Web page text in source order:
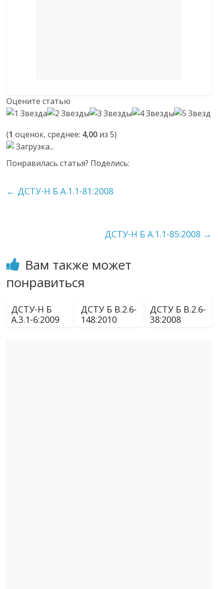
Оцените статью
(1 оценок, среднее: 4,00 из 5)
Загрузка...
Понравилась статья? Поделись:
← ДСТУ-Н Б А.1.1-81:2008
ДСТУ-Н Б А.1.1-85:2008 →
Вам также может
понравиться
ДСТУ-Н Б
А.3.1-6:2009
ДСТУ Б В.2.6-
148:2010
ДСТУ Б В.2.6-
38:2008